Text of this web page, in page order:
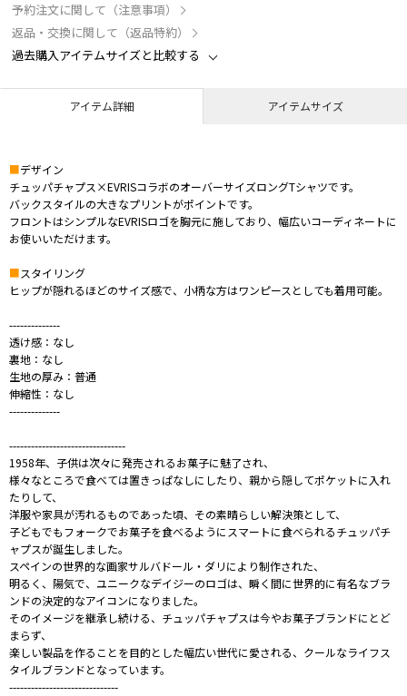
予約注文に関して（注意事項）
返品・交換に関して（返品特約）
過去購入アイテムサイズと比較する
アイテム詳細 アイテムサイズ
■デザイン
チュッパチャプス×EVRISコラボのオーバーサイズロングTシャツです。
バックスタイルの大きなプリントがポイントです。
フロントはシンプルなEVRISロゴを胸元に施しており、幅広いコーディネートに
お使いいただけます。
■スタイリング
ヒップが隠れるほどのサイズ感で、小柄な方はワンピースとしても着用可能。
--------------
透け感：なし
裏地：なし
生地の厚み：普通
伸縮性：なし
--------------
--------------------------------
1958年、子供は次々に発売されるお菓子に魅了され、
様々なところで食べては置きっぱなしにしたり、親から隠してポケットに入れ
たりして、
洋服や家具が汚れるものであった頃、その素晴らしい解決策として、
子どもでもフォークでお菓子を食べるようにスマートに食べられるチュッパチ
ャプスが誕生しました。
スペインの世界的な画家サルバドール・ダリにより制作された、
明るく、陽気で、ユニークなデイジーのロゴは、瞬く間に世界的に有名なブラ
ンドの決定的なアイコンになりました。
そのイメージを継承し続ける、チュッパチャプスは今やお菓子ブランドにとど
まらず、
楽しい製品を作ることを目的とした幅広い世代に愛される、クールなライフス
タイルブランドとなっています。
------------------------------